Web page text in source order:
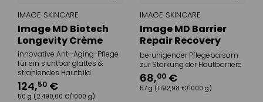
IMAGE SKINCARE
Image MD Biotech
Longevity Crème
innovative Anti-Aging-Pflege
für ein sichtbar glattes &
strahlendes Hautbild
124,50 €
50 g (2.490,00 €/1000 g)
IMAGE SKINCARE
Image MD Barrier
Repair Recovery
Balm
beruhigender Pflegebalsam
zur Stärkung der Hautbarriere
68,00 €
57 g (1.192,98 €/1000 g)